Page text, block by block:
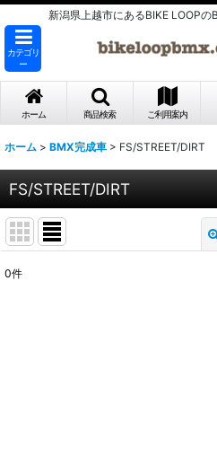
新潟県上越市にあるBIKE LOOP
カテゴリ
ー
ホーム 商品検索 ご利用案内
ホーム > BMX完成車 > FS/STREET/DIRT
FS/STREET/DIRT
0件